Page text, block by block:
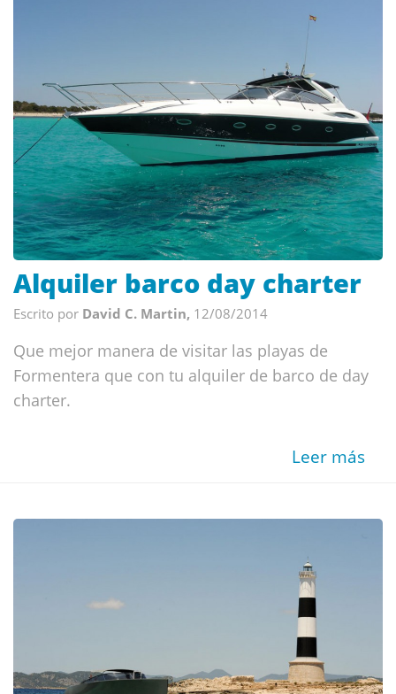
Alquiler barco day charter
Escrito por David C. Martin, 12/08/2014
Que mejor manera de visitar las playas de
Formentera que con tu alquiler de barco de day
charter.
Leer más